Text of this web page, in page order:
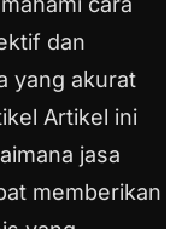
dan
yang akurat
Artikel ini
jasa
memberikan